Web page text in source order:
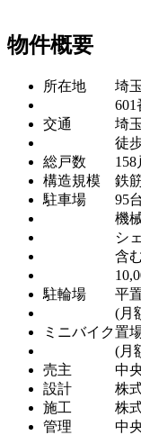
物件概要
所在地 埼玉
601番
交通 埼玉高
徒歩7
総戸数 158
構造規模 鉄
駐車場 95台(
機械式88
シェア1
含む))<月
10,000
駐輪場 平置
(月額使
ミニバイク置
(月額使
売主 中央日
設計 株式会
施工 株式会
管理 中央日